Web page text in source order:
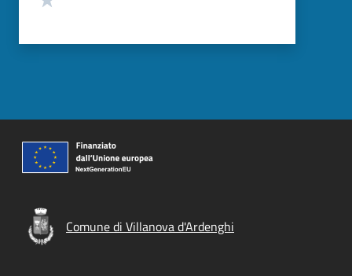
Comune di Villanova d'Ardenghi